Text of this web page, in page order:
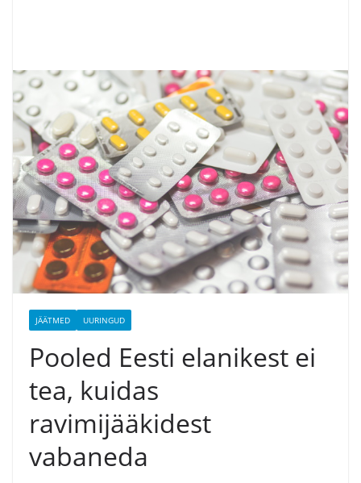
JÄÄTMED UURINGUD
Pooled Eesti elanikest ei
tea, kuidas
ravimijääkidest
vabaneda